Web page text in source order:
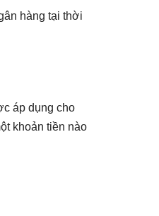
hàng tại thời
áp dụng cho
khoản tiền nào